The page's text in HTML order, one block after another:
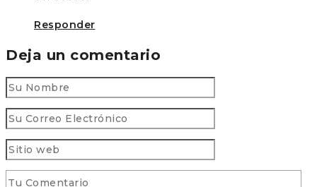
Responder
Deja un comentario